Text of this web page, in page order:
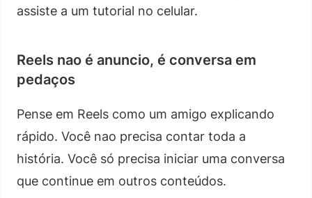
assiste a um tutorial no celular.
Reels nao é anuncio, é conversa em
pedaços
Pense em Reels como um amigo explicando
rápido. Você nao precisa contar toda a
história. Você só precisa iniciar uma conversa
que continue em outros conteúdos.